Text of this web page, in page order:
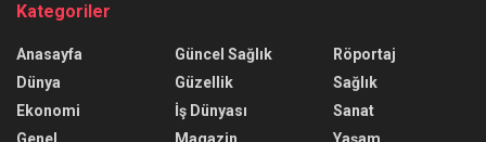
Kategoriler
Anasayfa
Dünya
Ekonomi
Güncel Sağlık
Güzellik
İş Dünyası
Röportaj
Sağlık
Sanat